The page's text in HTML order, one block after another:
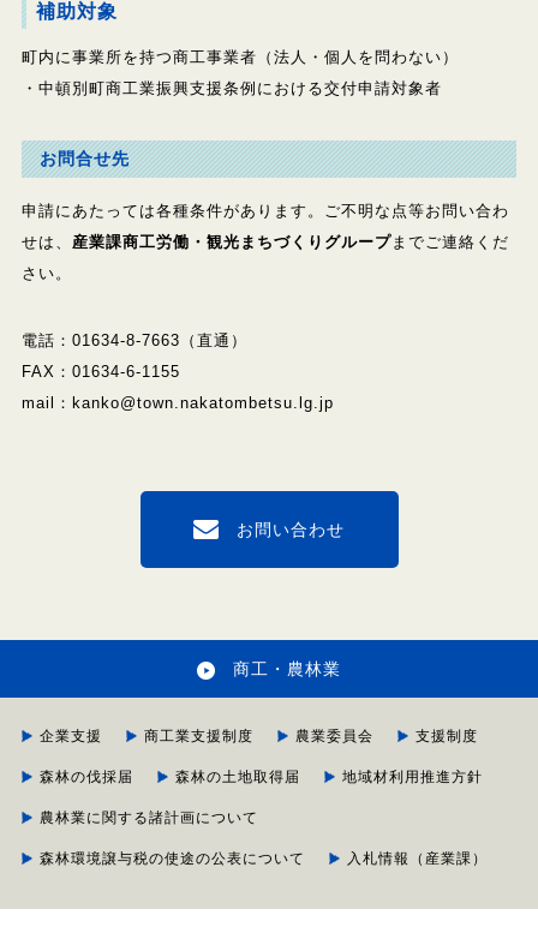
補助対象
町内に事業所を持つ商工事業者（法人・個人を問わない）
・中頓別町商工業振興支援条例における交付申請対象者
お問合せ先
申請にあたっては各種条件があります。ご不明な点等お問い合わ
せは、 産業課商工労働・観光まちづくりグループまでご連絡くだ
さい。
電話：01634-8-7663（直通）
FAX：01634-6-1155
mail：kanko@town.nakatombetsu.lg.jp
お問い合わせ
商工・農林業
企業支援 商工業支援制度 農業委員会 支援制度
森林の伐採届 森林の土地取得届 地域材利用推進方針
農林業に関する諸計画について
森林環境譲与税の使途の公表について 入札情報（産業課）